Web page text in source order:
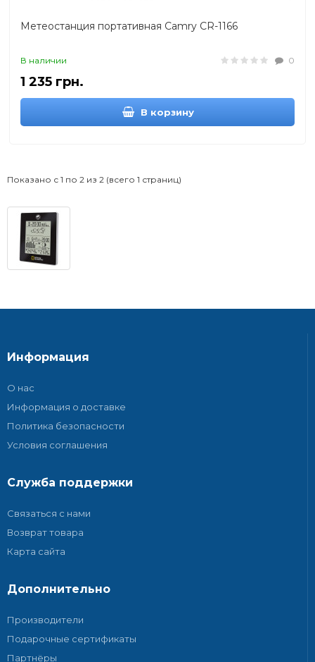
Метеостанция портативная Camry CR-1166
В наличии 0
1 235 грн.
В корзину
Показано с 1 по 2 из 2 (всего 1 страниц)
Информация
О нас
Информация о доставке
Политика безопасности
Условия соглашения
Служба поддержки
Связаться с нами
Возврат товара
Карта сайта
Дополнительно
Производители
Подарочные сертификаты
Партнёры